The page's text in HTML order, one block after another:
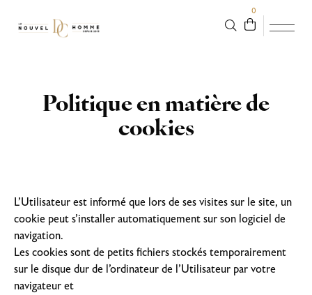
0
Politique en matière de
cookies
L’Utilisateur est informé que lors de ses visites sur le site, un
cookie peut s’installer automatiquement sur son logiciel de
navigation.
Les cookies sont de petits fichiers stockés temporairement
sur le disque dur de l’ordinateur de l’Utilisateur par votre
navigateur et